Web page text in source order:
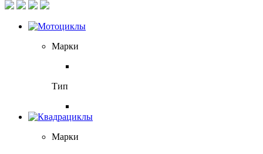
Марки
Тип
Марки